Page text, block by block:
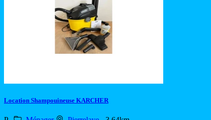
Location Shampouineuse KARCHER